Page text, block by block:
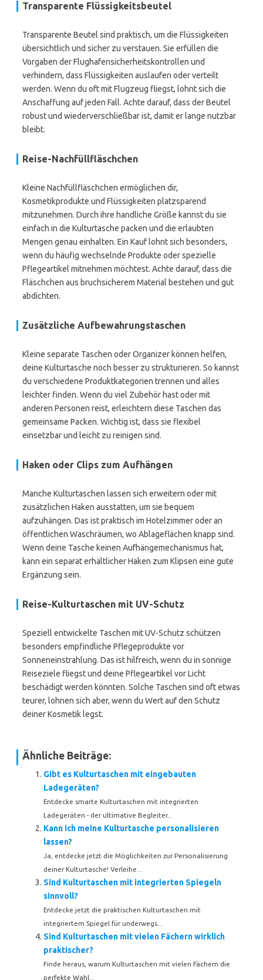
Transparente Flüssigkeitsbeutel
Transparente Beutel sind praktisch, um die Flüssigkeiten
übersichtlich und sicher zu verstauen. Sie erfüllen die
Vorgaben der Flughafensicherheitskontrollen und
verhindern, dass Flüssigkeiten auslaufen oder verteilt
werden. Wenn du oft mit Flugzeug fliegst, lohnt sich die
Anschaffung auf jeden Fall. Achte darauf, dass der Beutel
robust und wiederverschließbar ist, damit er lange nutzbar
bleibt.
Reise-Nachfüllfläschchen
Kleine Nachfüllfläschchen ermöglichen dir,
Kosmetikprodukte und Flüssigkeiten platzsparend
mitzunehmen. Durch ihre handliche Größe kannst du sie
einfach in die Kulturtasche packen und die erlaubten
Mengen genau einhalten. Ein Kauf lohnt sich besonders,
wenn du häufig wechselnde Produkte oder spezielle
Pflegeartikel mitnehmen möchtest. Achte darauf, dass die
Fläschchen aus bruchsicherem Material bestehen und gut
abdichten.
Zusätzliche Aufbewahrungstaschen
Kleine separate Taschen oder Organizer können helfen,
deine Kulturtasche noch besser zu strukturieren. So kannst
du verschiedene Produktkategorien trennen und alles
leichter finden. Wenn du viel Zubehör hast oder mit
anderen Personen reist, erleichtern diese Taschen das
gemeinsame Packen. Wichtig ist, dass sie flexibel
einsetzbar und leicht zu reinigen sind.
Haken oder Clips zum Aufhängen
Manche Kulturtaschen lassen sich erweitern oder mit
zusätzlichen Haken ausstatten, um sie bequem
aufzuhängen. Das ist praktisch im Hotelzimmer oder an
öffentlichen Waschräumen, wo Ablageflächen knapp sind.
Wenn deine Tasche keinen Aufhängemechanismus hat,
kann ein separat erhältlicher Haken zum Klipsen eine gute
Ergänzung sein.
Reise-Kulturtaschen mit UV-Schutz
Speziell entwickelte Taschen mit UV-Schutz schützen
besonders empfindliche Pflegeprodukte vor
Sonneneinstrahlung. Das ist hilfreich, wenn du in sonnige
Reiseziele fliegst und deine Pflegeartikel vor Licht
beschädigt werden könnten. Solche Taschen sind oft etwas
teurer, lohnen sich aber, wenn du Wert auf den Schutz
deiner Kosmetik legst.
Ähnliche Beiträge:
Gibt es Kulturtaschen mit eingebauten
Ladegeräten?
Entdecke smarte Kulturtaschen mit integrierten
Ladegeräten - der ultimative Begleiter...
Kann ich meine Kulturtasche personalisieren
lassen?
Ja, entdecke jetzt die Möglichkeiten zur Personalisierung
deiner Kulturtasche! Verleihe...
Sind Kulturtaschen mit integrierten Spiegeln
sinnvoll?
Entdecke jetzt die praktischen Kulturtaschen mit
integriertem Spiegel für underwegs...
Sind Kulturtaschen mit vielen Fächern wirklich
praktischer?
Finde heraus, warum Kulturtaschen mit vielen Fächern die
perfekte Wahl...